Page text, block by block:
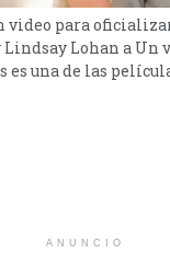
video para
Lohan a Un
es una de las
Estrenada en
Curtis y Lindsay
ANUNCIO